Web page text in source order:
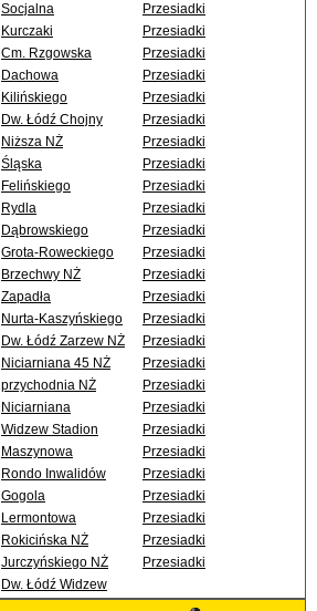
Socjalna
Przesiadki
Kurczaki
Przesiadki
Cm. Rzgowska
Przesiadki
Dachowa
Przesiadki
Kilińskiego
Przesiadki
Dw. Łódź Chojny
Przesiadki
Niższa NŻ
Przesiadki
Śląska
Przesiadki
Felińskiego
Przesiadki
Rydla
Przesiadki
Dąbrowskiego
Przesiadki
Grota-Roweckiego
Przesiadki
Brzechwy NŻ
Przesiadki
Zapadła
Przesiadki
Nurta-Kaszyńskiego
Przesiadki
Dw. Łódź Zarzew NŻ
Przesiadki
Niciarniana 45 NŻ
Przesiadki
przychodnia NŻ
Przesiadki
Niciarniana
Przesiadki
Widzew Stadion
Przesiadki
Maszynowa
Przesiadki
Rondo Inwalidów
Przesiadki
Gogola
Przesiadki
Lermontowa
Przesiadki
Rokicińska NŻ
Przesiadki
Jurczyńskiego NŻ
Przesiadki
Dw. Łódź Widzew